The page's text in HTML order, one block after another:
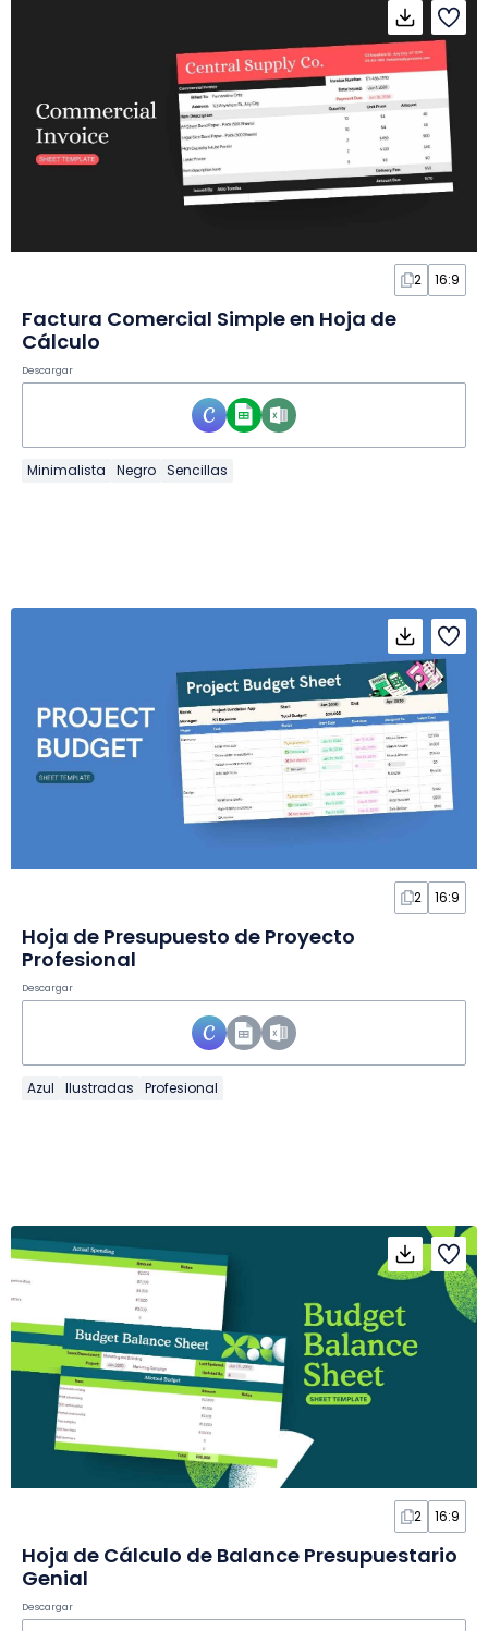
2 16:9
Factura Comercial Simple en Hoja de
Cálculo
Descargar
Minimalista Negro Sencillas
2 16:9
Hoja de Presupuesto de Proyecto
Profesional
Descargar
Azul Ilustradas Profesional
2 16:9
Hoja de Cálculo de Balance Presupuestario
Genial
Descargar